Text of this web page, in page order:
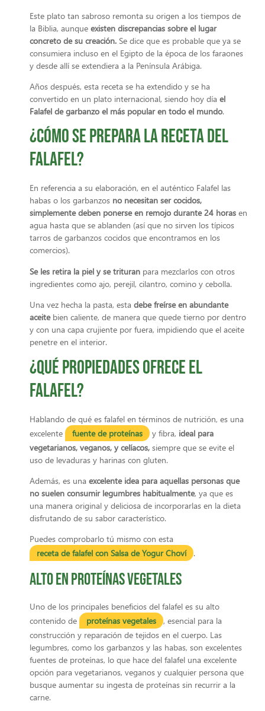
Este plato tan sabroso remonta su origen a los tiempos de
la Biblia, aunque existen discrepancias sobre el lugar
concreto de su creación. Se dice que es probable que ya se
consumiera incluso en el Egipto de la época de los faraones
y desde allí se extendiera a la Península Arábiga.
Años después, esta receta se ha extendido y se ha
convertido en un plato internacional, siendo hoy día el
Falafel de garbanzo el más popular en todo el mundo.
¿Cómo se prepara la receta del
Falafel?
En referencia a su elaboración, en el auténtico Falafel las
habas o los garbanzos no necesitan ser cocidos,
simplemente deben ponerse en remojo durante 24 horas en
agua hasta que se ablanden (así que no sirven los típicos
tarros de garbanzos cocidos que encontramos en los
comercios).
Se les retira la piel y se trituran para mezclarlos con otros
ingredientes como ajo, perejil, cilantro, comino y cebolla.
Una vez hecha la pasta, esta debe freírse en abundante
aceite bien caliente, de manera que quede tierno por dentro
y con una capa crujiente por fuera, impidiendo que el aceite
penetre en el interior.
¿Qué propiedades ofrece el
falafel?
Hablando de qué es falafel en términos de nutrición, es una
excelente
fuente de proteínas y fibra, ideal para
vegetarianos, veganos, y celíacos, siempre que se evite el
uso de levaduras y harinas con gluten.
Además, es una excelente idea para aquellas personas que
no suelen consumir legumbres habitualmente, ya que es
una manera original y deliciosa de incorporarlas en la dieta
disfrutando de su sabor característico.
Puedes comprobarlo tú mismo con esta
receta de falafel con Salsa de Yogur Choví
.
Alto en proteínas vegetales
Uno de los principales beneficios del falafel es su alto
contenido de
proteínas vegetales
, esencial para la
construcción y reparación de tejidos en el cuerpo. Las
legumbres, como los garbanzos y las habas, son excelentes
fuentes de proteínas, lo que hace del falafel una excelente
opción para vegetarianos, veganos y cualquier persona que
busque aumentar su ingesta de proteínas sin recurrir a la
carne.